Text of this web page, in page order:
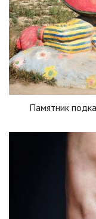
Памятник